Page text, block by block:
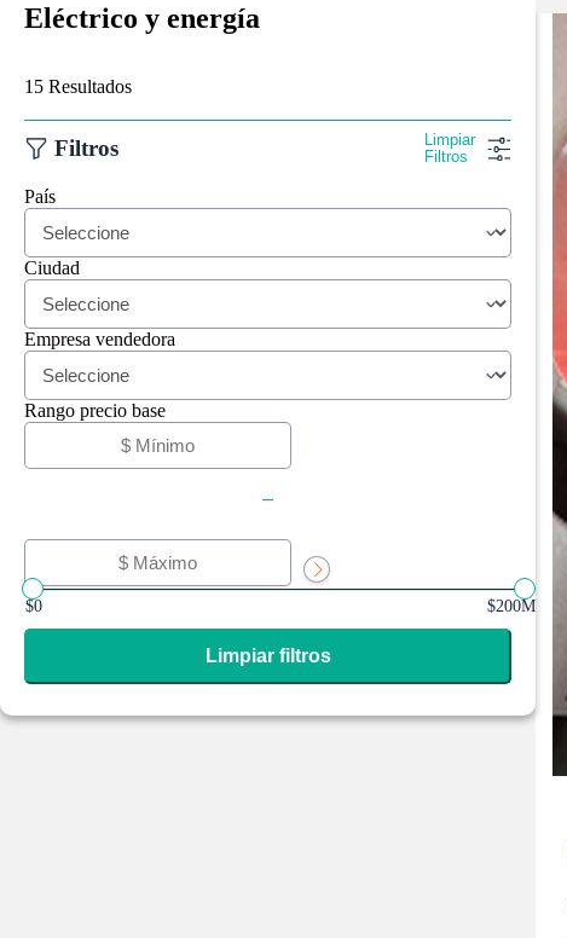
Eléctrico y energía
15 Resultados
Filtros
Limpiar
Filtros
País
Ciudad
Empresa vendedora
Rango precio base
-
$0 $200M
Limpiar filtros